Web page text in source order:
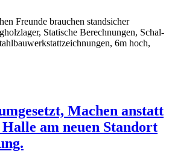
Freunde brauchen standsicher
Statische Berechnungen, Schal-
6m hoch,
Machen anstatt
am neuen Standort